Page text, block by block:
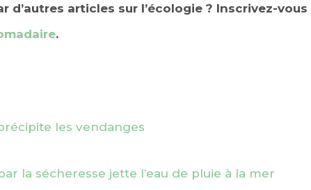
d’autres articles sur l’écologie ? Inscrivez-vous
.
les vendanges
la sécheresse jette l’eau de pluie à la mer